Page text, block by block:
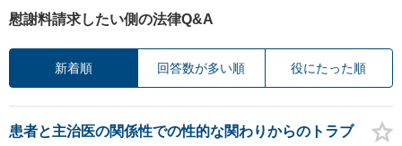
慰謝料請求したい側の法律Q&A
新着順 回答数が多い順 役にたった順
患者と主治医の関係性での性的な関わりからのトラブ